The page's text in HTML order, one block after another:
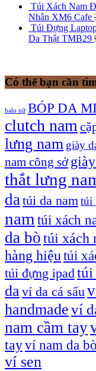
Túi Xách Nam
Nhân XM6 Cafe
Túi Đựng
Da Thật TMB29
Có thể bạn cần
balo nữ BÓP DA
clutch nam
lưng nam giày
nam công sở
thắt lưng
da túi da namtúi
nam túi xách
da bòtúi xách
hàng hiệu túi
túi đựng ipadtúi
daví da cá sấu
handmadeví
nam cầm tay
tayví nam da bò
ví sen